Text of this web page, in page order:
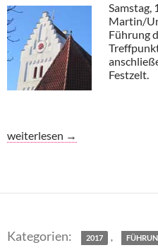
Samstag,
Martin/
Führung
Festzelt.
Kirche Kultur & Kaffe (2)
weiterlesen →
2017 ,